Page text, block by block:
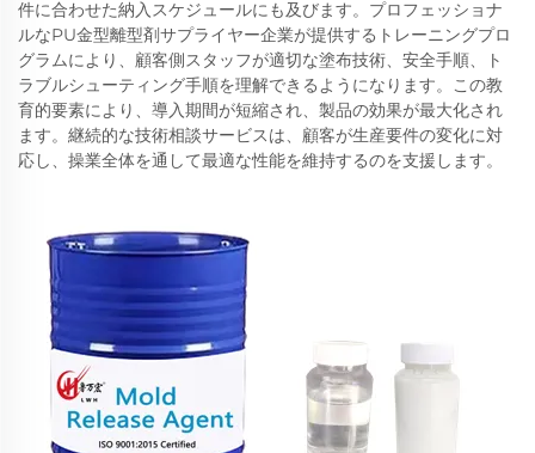
件に合わせた納入スケジュールにも及びます。プロフェッショナ
ルなPU金型離型剤サプライヤー企業が提供するトレーニングプロ
グラムにより、顧客側スタッフが適切な塗布技術、安全手順、ト
ラブルシューティング手順を理解できるようになります。この教
育的要素により、導入期間が短縮され、製品の効果が最大化され
ます。継続的な技術相談サービスは、顧客が生産要件の変化に対
応し、操業全体を通して最適な性能を維持するのを支援します。